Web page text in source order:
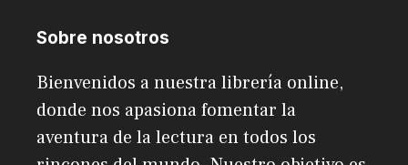
Sobre nosotros
Bienvenidos a nuestra librería online,
donde nos apasiona fomentar la
aventura de la lectura en todos los